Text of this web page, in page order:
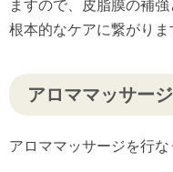
ますので、皮脂膜の補
根本的なケアに繋がりま
アロママッサー
アロママッサージを行な